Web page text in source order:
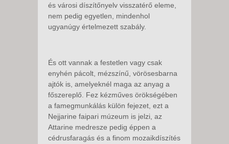
és városi díszítőnyelv visszatérő eleme,
nem pedig egyetlen, mindenhol
ugyanúgy értelmezett szabály.
És ott vannak a festetlen vagy csak
enyhén pácolt, mézszínű, vörösesbarna
ajtók is, amelyeknél maga az anyag a
főszereplő. Fez kézműves örökségében
a famegmunkálás külön fejezet, ezt a
Nejjarine faipari múzeum is jelzi, az
Attarine medresze pedig éppen a
cédrusfaragás és a finom mozaikdíszítés